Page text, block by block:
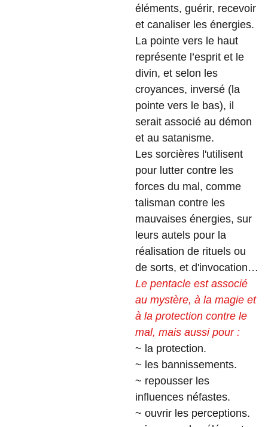
éléments, guérir, recevoir
et canaliser les énergies.
La pointe vers le haut
représente l’esprit et le
divin, et selon les
croyances, inversé (la
pointe vers le bas), il
serait associé au démon
et au satanisme.
Les sorcières l'utilisent
pour lutter contre les
forces du mal, comme
talisman contre les
mauvaises énergies, sur
leurs autels pour la
réalisation de rituels ou
de sorts, et d'invocation…
Le pentacle est associé
au mystère, à la magie et
à la protection contre le
mal, mais aussi pour :
~ la protection.
~ les bannissements.
~ repousser les
influences néfastes.
~ ouvrir les perceptions.